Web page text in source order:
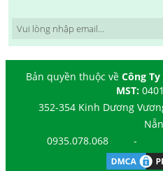
Bản quyền thuộc về Công
MST:
352-354 Kinh Dương
0935.078.068
-